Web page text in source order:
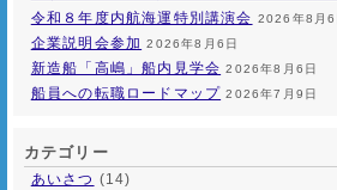
令和８年度内航海運特別講演会 2026年8月6
企業説明会参加 2026年8月6日
新造船「高嶋」船内見学会 2026年8月6日
船員への転職ロードマップ 2026年7月9日
カテゴリー
あいさつ (14)